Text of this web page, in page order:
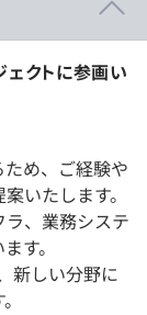
ェクトに参画い
め、ご経験や
いたします。
、業務システ
す。
新しい分野に